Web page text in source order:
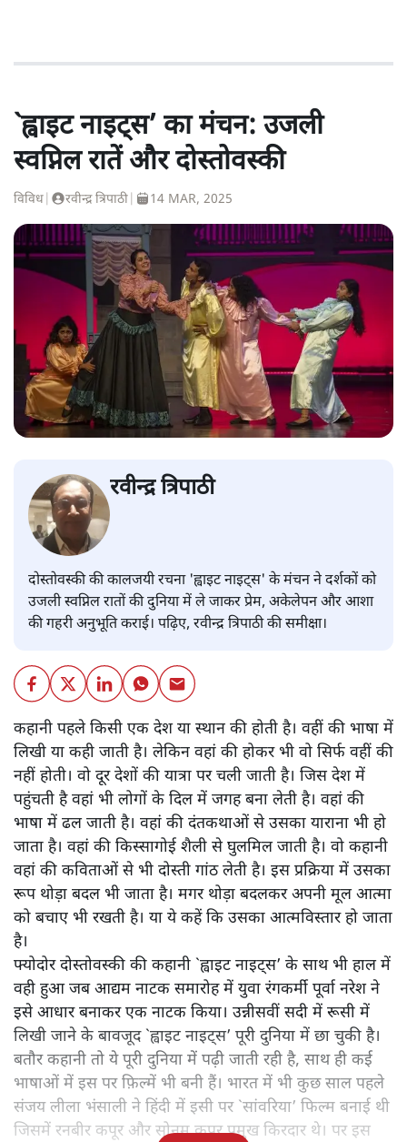
`ह्वाइट नाइट्स’ का मंचन: उजली
स्वप्निल रातें और दोस्तोवस्की
विविध रवीन्द्र त्रिपाठी 14 MAR, 2025
रवीन्द्र त्रिपाठी
दोस्तोवस्की की कालजयी रचना 'ह्वाइट नाइट्स' के मंचन ने दर्शकों को
उजली स्वप्निल रातों की दुनिया में ले जाकर प्रेम, अकेलेपन और आशा
की गहरी अनुभूति कराई। पढ़िए, रवीन्द्र त्रिपाठी की समीक्षा।
कहानी पहले किसी एक देश या स्थान की होती है। वहीं की भाषा में
लिखी या कही जाती है। लेकिन वहां की होकर भी वो सिर्फ वहीं की
नहीं होती। वो दूर देशों की यात्रा पर चली जाती है। जिस देश में
पहुंचती है वहां भी लोगों के दिल में जगह बना लेती है। वहां की
भाषा में ढल जाती है। वहां की दंतकथाओं से उसका याराना भी हो
जाता है। वहां की किस्सागोई शैली से घुलमिल जाती है। वो कहानी
वहां की कविताओं से भी दोस्ती गांठ लेती है। इस प्रक्रिया में उसका
रूप थोड़ा बदल भी जाता है। मगर थोड़ा बदलकर अपनी मूल आत्मा
को बचाए भी रखती है। या ये कहें कि उसका आत्मविस्तार हो जाता
है।
फ्योदोर दोस्तोवस्की की कहानी `ह्वाइट नाइट्स’ के साथ भी हाल में
वही हुआ जब आद्यम नाटक समारोह में युवा रंगकर्मी पूर्वा नरेश ने
इसे आधार बनाकर एक नाटक किया। उन्नीसवीं सदी में रूसी में
लिखी जाने के बावजूद `ह्वाइट नाइट्स’ पूरी दुनिया में छा चुकी है।
बतौर कहानी तो ये पूरी दुनिया में पढ़ी जाती रही है, साथ ही कई
भाषाओं में इस पर फ़िल्में भी बनी हैं। भारत में भी कुछ साल पहले
संजय लीला भंसाली ने हिंदी में इसी पर `सांवरिया’ फिल्म बनाई थी
जिसमें रनबीर कपूर और सोनम कपूर प्रमुख किरदार थे। पर इस